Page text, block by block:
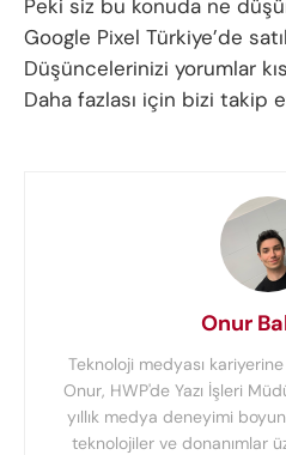
Peki siz bu konuda ne
Google Pixel Türkiye’de
Düşüncelerinizi yorumlar
Daha fazlası için bizi takip
Onur
Teknoloji medyası
Onur, HWP'de Yazı İşleri
yıllık medya deneyimi
teknolojiler ve donanımlar